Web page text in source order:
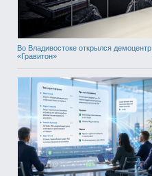
Во Владивостоке открылся демоцентр
«Гравитон»